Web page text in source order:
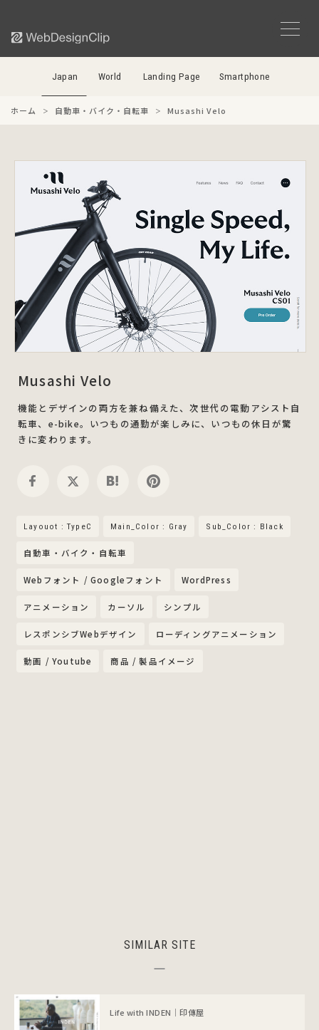
Japan World Landing Page Smartphone
ホーム 自動車・バイク・自転車 Musashi Velo
Musashi Velo
機能とデザインの両方を兼ね備えた、次世代の電動アシスト自
転車、e-bike。いつもの通勤が楽しみに、いつもの休日が驚
きに変わります。
Layouot : TypeC Main_Color : Gray Sub_Color : Black
自動車・バイク・自転車
Webフォント / Googleフォント WordPress
アニメーション カーソル シンプル
レスポンシブWebデザイン ローディングアニメーション
動画 / Youtube 商品 / 製品イメージ
SIMILAR SITE
Life with INDEN｜印傳屋